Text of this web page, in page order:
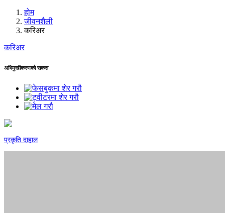
होम
जीवनशैली
करिअर
करिअर
अभिमुखीकरणको सकस
प्रकृति दाहाल